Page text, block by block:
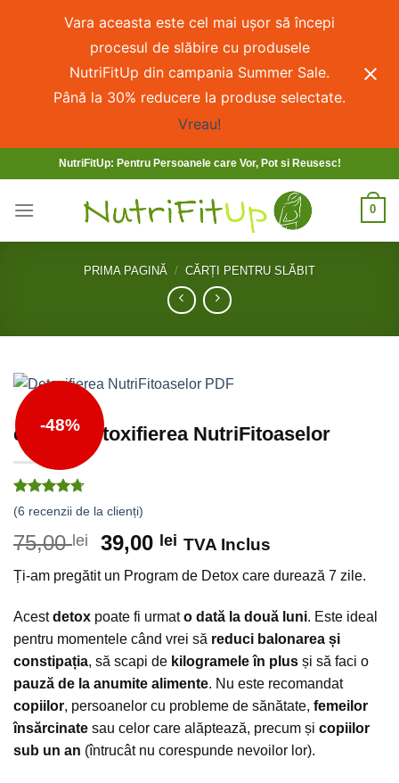
Vara aceasta este cel mai ușor să începi
procesul de slăbire cu produsele
NutriFitUp din campania Summer Sale.
Până la 30% reducere la produse selectate.
Vreau!
NutriFitUp: Pentru Persoanele care Vor, Pot si Reusesc!
0
PRIMA PAGINĂ / CĂRȚI PENTRU SLĂBIT
-48%
eBook Detoxifierea NutriFitoaselor
4.67din 5
(6 recenzii de la clienți)
75,00 lei 39,00 lei TVA Inclus
Ți-am pregătit un Program de Detox care durează 7 zile.
Acestdetox poate fi urmato dată la două luni. Este ideal
pentru momentele când vrei să reduci balonarea și
constipația, să scapi de kilogramele în plus și să faci o
pauză de la anumite alimente. Nu este recomandat
copiilor, persoanelor cu probleme de sănătate, femeilor
însărcinate sau celor care alăptează, precum și copiilor
sub un an (întrucât nu corespunde nevoilor lor).